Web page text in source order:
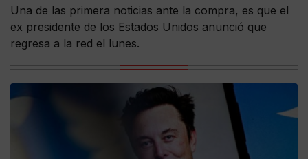
Una de las primera noticias ante la compra, es que el
ex presidente de los Estados Unidos anunció que
regresa a la red el lunes.